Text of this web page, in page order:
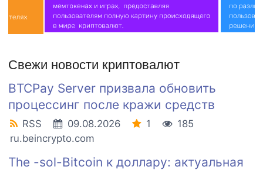
Свежи новости криптовалют
BTCPay Server призвала обновить
процессинг после кражи средств
RSS 09.08.2026 1
185
ru.beincrypto.com
The -sol-Bitcoin к доллару: актуальная